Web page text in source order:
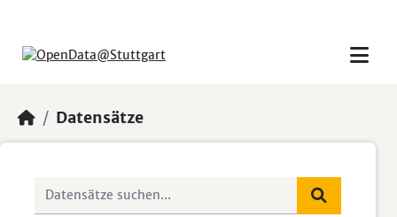
Datensätze